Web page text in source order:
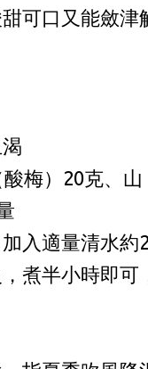
可口又能斂津
酸梅）20克、山
入適量清水約
煮半小時即可